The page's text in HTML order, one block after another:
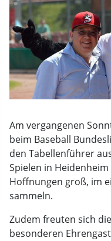
Am vergangenen
beim Baseball
den Tabellenführer
Spielen in
Hoffnungen groß, im
sammeln.
Zudem freuten sich
besonderen